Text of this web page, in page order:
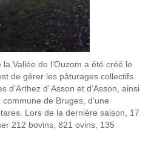
Vallée de l’Ouzom a été créé le
de gérer les pâturages collectifs
d’Arthez d’ Asson et d’Asson, ainsi
de Bruges, d’une
Lors de la dernière saison, 17
212 bovins, 821 ovins, 135